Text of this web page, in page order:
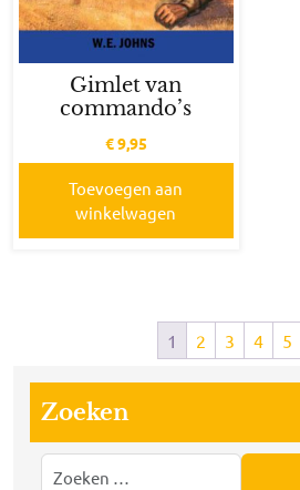
Gimlet van
commando’s
€9,95
Toevoegen aan
winkelwagen
1 2 3 4 5
Zoeken